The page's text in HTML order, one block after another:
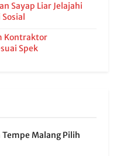
Sayap Liar Jelajahi
Kontraktor
Spek
Malang Pilih